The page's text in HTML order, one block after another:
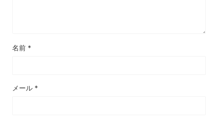
名前 *
メール *